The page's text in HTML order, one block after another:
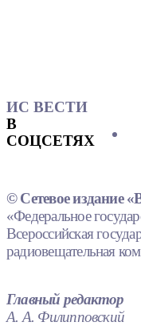
ИС ВЕСТИ
В
СОЦСЕТЯХ
© Сетевое издание
«Федеральное
Всероссийская
радиовещательная
Главный редактор
А. А. Филипповский